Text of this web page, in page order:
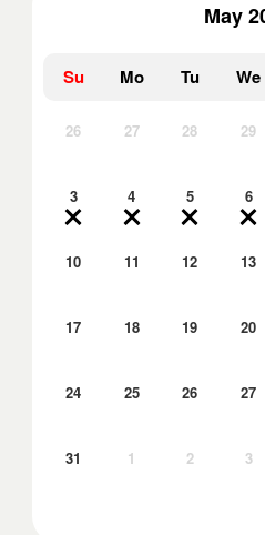
May
Su Mo Tu We
26 27 28 29
3 4 5 6
10 11 12 13
17 18 19 20
24 25 26 27
31 1 2 3